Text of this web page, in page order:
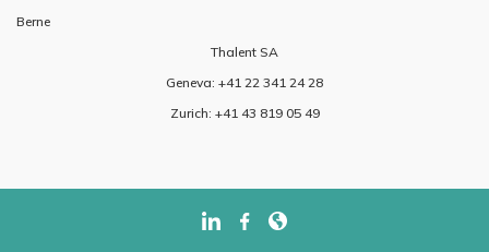
Berne
Thalent SA
Geneva: +41 22 341 24 28
Zurich: +41 43 819 05 49